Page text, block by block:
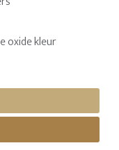
oxide kleur